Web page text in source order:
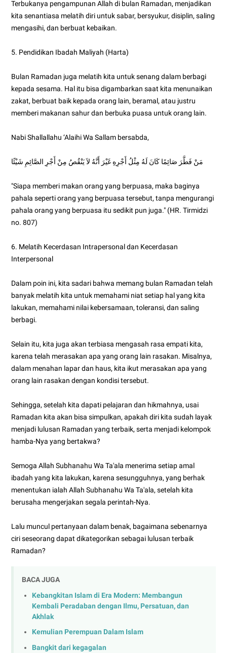
Terbukanya pengampunan Allah di bulan Ramadan, menjadikan
kita senantiasa melatih diri untuk sabar, bersyukur, disiplin, saling
mengasihi, dan berbuat kebaikan.
5. Pendidikan Ibadah Maliyah (Harta)
Bulan Ramadan juga melatih kita untuk senang dalam berbagi
kepada sesama. Hal itu bisa digambarkan saat kita menunaikan
zakat, berbuat baik kepada orang lain, beramal, atau justru
memberi makanan sahur dan berbuka puasa untuk orang lain.
Nabi Shallallahu ‘Alaihi Wa Sallam bersabda,
مَنْ فَطَّرَ صَائِمًا كَانَ لَهُ مِثْلُ أَجْرِهِ غَيْرَ أَنَّهُ لاَ يَنْقُصُ مِنْ أَجْرِ الصَّائِمِ شَيْئًا
"Siapa memberi makan orang yang berpuasa, maka baginya
pahala seperti orang yang berpuasa tersebut, tanpa mengurangi
pahala orang yang berpuasa itu sedikit pun juga." (HR. Tirmidzi
no. 807)
6. Melatih Kecerdasan Intrapersonal dan Kecerdasan
Interpersonal
Dalam poin ini, kita sadari bahwa memang bulan Ramadan telah
banyak melatih kita untuk memahami niat setiap hal yang kita
lakukan, memahami nilai kebersamaan, toleransi, dan saling
berbagi.
Selain itu, kita juga akan terbiasa mengasah rasa empati kita,
karena telah merasakan apa yang orang lain rasakan. Misalnya,
dalam menahan lapar dan haus, kita ikut merasakan apa yang
orang lain rasakan dengan kondisi tersebut.
Sehingga, setelah kita dapati pelajaran dan hikmahnya, usai
Ramadan kita akan bisa simpulkan, apakah diri kita sudah layak
menjadi lulusan Ramadan yang terbaik, serta menjadi kelompok
hamba-Nya yang bertakwa?
Semoga Allah Subhanahu Wa Ta'ala menerima setiap amal
ibadah yang kita lakukan, karena sesungguhnya, yang berhak
menentukan ialah Allah Subhanahu Wa Ta'ala, setelah kita
berusaha mengerjakan segala perintah-Nya.
Lalu muncul pertanyaan dalam benak, bagaimana sebenarnya
ciri seseorang dapat dikategorikan sebagai lulusan terbaik
Ramadan?
BACA JUGA
Kebangkitan Islam di Era Modern: Membangun
Kembali Peradaban dengan Ilmu, Persatuan, dan
Akhlak
Kemulian Perempuan Dalam Islam
Bangkit dari kegagalan